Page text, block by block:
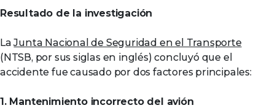
Resultado de la investigación
LaJunta Nacional de Seguridad en el Transporte
(NTSB, por sus siglas en inglés) concluyó que el
accidente fue causado por dos factores principales:
1. Mantenimiento incorrecto del avión